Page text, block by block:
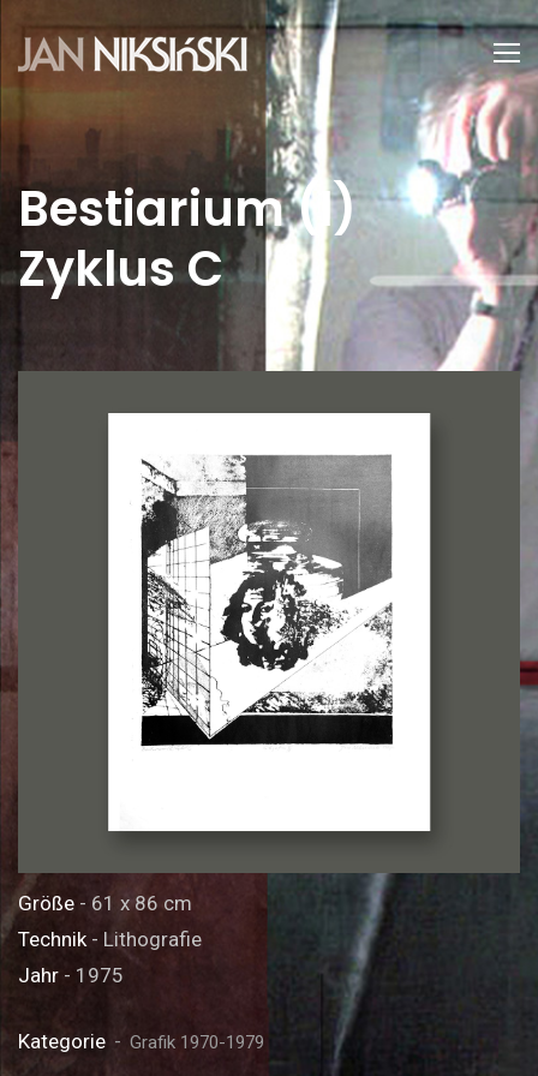
Bestiarium (I)
Zyklus C
Größe - 61 x 86 cm
Technik- Lithografie
Jahr - 1975
Kategorie Grafik 1970-1979